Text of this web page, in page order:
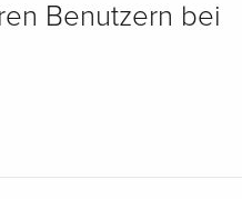
Benutzern bei